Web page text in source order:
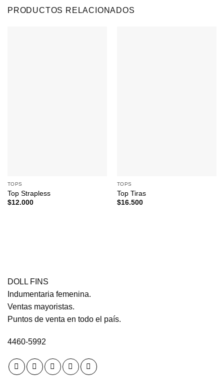
PRODUCTOS RELACIONADOS
TOPS
Top Strapless
$12.000
TOPS
Top Tiras
$16.500
DOLL FINS
Indumentaria femenina.
Ventas mayoristas.
Puntos de venta en todo el país.
4460-5992